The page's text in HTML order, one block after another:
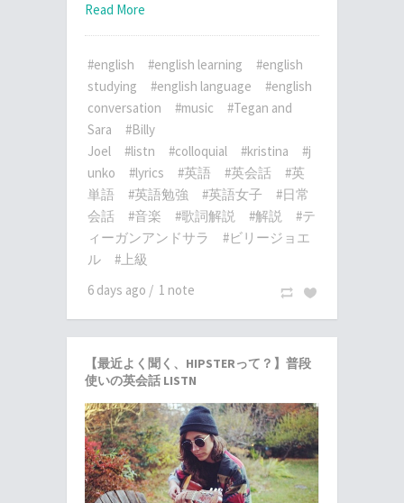
Read More
#english #english learning
#english
studying
#english language
#english
conversation
#music
#Tegan and
Sara
#Billy
Joel
#listn #colloquial #kristina
#j
unko
#lyrics #英語 #英会話
#英
単語
#英語勉強 #英語女子
#日常
会話
#音楽 #歌詞解説 #解説
#テ
ィーガンアンドサラ
#ビリージョエ
ル
#上級
6 days ago / 1 note
【最近よく聞く、HIPSTERって？】普段
使いの英会話 LISTN